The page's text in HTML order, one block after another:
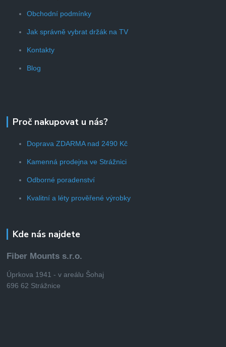
Obchodní podmínky
Jak správně vybrat držák na TV
Kontakty
Blog
Proč nakupovat u nás?
Doprava ZDARMA nad 2490 Kč
Kamenná prodejna ve Strážnici
Odborné poradenství
Kvalitní a léty prověřené výrobky
Kde nás najdete
Fiber Mounts s.r.o.
Úprkova 1941 - v areálu Šohaj
696 62 Strážnice